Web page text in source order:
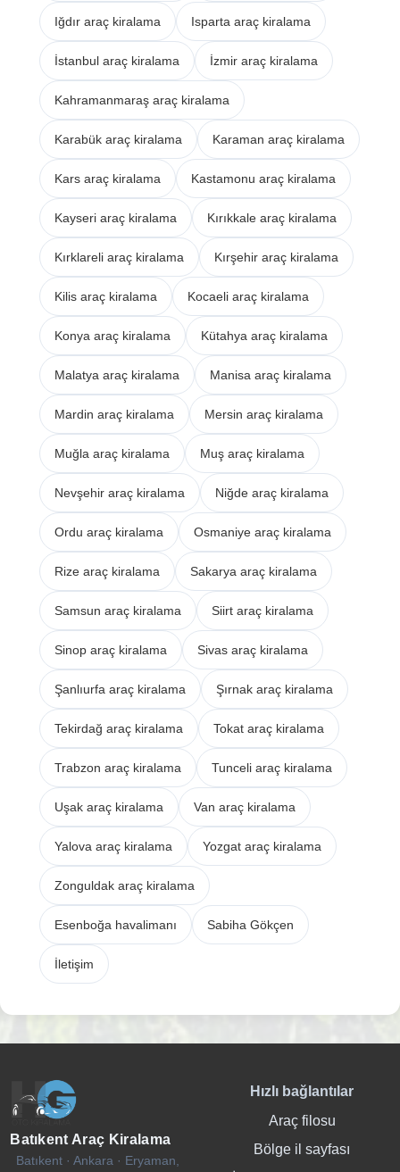
Iğdır araç kiralama Isparta araç kiralama
İstanbul araç kiralama İzmir araç kiralama
Kahramanmaraş araç kiralama
Karabük araç kiralama Karaman araç kiralama
Kars araç kiralama Kastamonu araç kiralama
Kayseri araç kiralama Kırıkkale araç kiralama
Kırklareli araç kiralama Kırşehir araç kiralama
Kilis araç kiralama Kocaeli araç kiralama
Konya araç kiralama Kütahya araç kiralama
Malatya araç kiralama Manisa araç kiralama
Mardin araç kiralama Mersin araç kiralama
Muğla araç kiralama Muş araç kiralama
Nevşehir araç kiralama Niğde araç kiralama
Ordu araç kiralama Osmaniye araç kiralama
Rize araç kiralama Sakarya araç kiralama
Samsun araç kiralama Siirt araç kiralama
Sinop araç kiralama Sivas araç kiralama
Şanlıurfa araç kiralama Şırnak araç kiralama
Tekirdağ araç kiralama Tokat araç kiralama
Trabzon araç kiralama Tunceli araç kiralama
Uşak araç kiralama Van araç kiralama
Yalova araç kiralama Yozgat araç kiralama
Zonguldak araç kiralama
Esenboğa havalimanı Sabiha Gökçen
İletişim
Batıkent Araç Kiralama
Batıkent · Ankara · Eryaman,
Hızlı bağlantılar
Araç filosu
Bölge il sayfası